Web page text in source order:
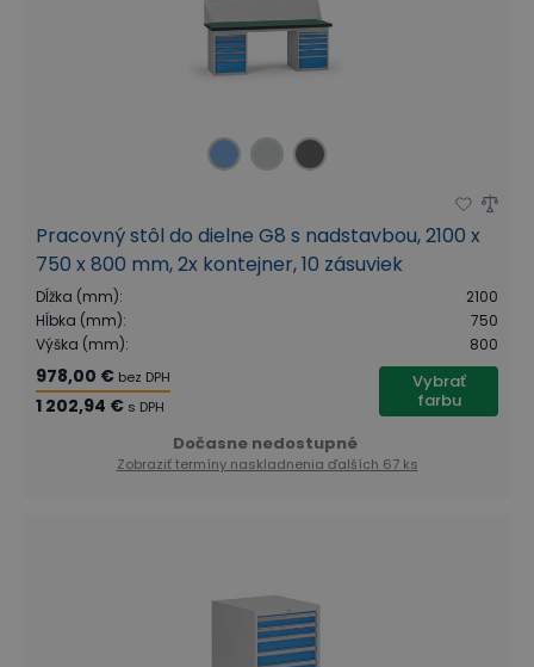
Pracovný stôl do dielne G8 s nadstavbou, 2100 x
750 x 800 mm, 2x kontejner, 10 zásuviek
Dĺžka (mm):
2100
Hĺbka (mm):
750
Výška (mm): 800
978,00 € bez DPH
1 202,94 € s DPH
Vybrať
farbu
Dočasne nedostupné
Zobraziť termíny naskladnenia ďalších 67 ks